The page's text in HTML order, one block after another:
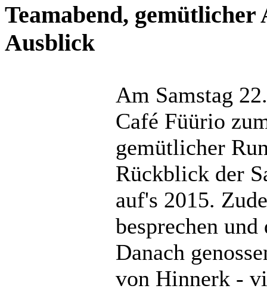
Teamabend,
Ausblick
Am Samstag
Café Füürio
gemütlicher
Rückblick der
auf's 2015.
besprechen
Danach
von Hinnerk -